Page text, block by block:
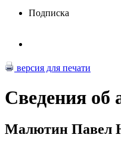
Подписка
версия для печати
Сведения об
Малютин Павел